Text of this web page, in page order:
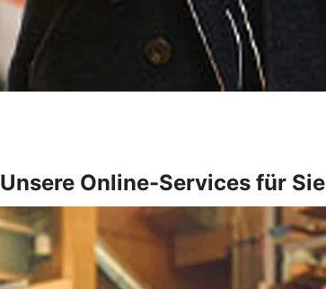
Unsere Online-Services für Sie